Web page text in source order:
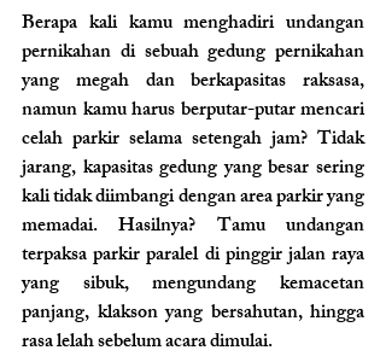
Berapa kali kamu menghadiri undangan
pernikahan di sebuah gedung pernikahan
yang megah dan berkapasitas raksasa,
namun kamu harus berputar-putar mencari
celah parkir selama setengah jam? Tidak
jarang, kapasitas gedung yang besar sering
kali tidak diimbangi dengan area parkir yang
memadai. Hasilnya? Tamu undangan
terpaksa parkir paralel di pinggir jalan raya
yang sibuk, mengundang kemacetan
panjang, klakson yang bersahutan, hingga
rasa lelah sebelum acara dimulai.